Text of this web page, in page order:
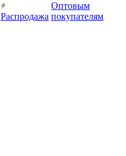
Распродажа
Оптовым
покупателям